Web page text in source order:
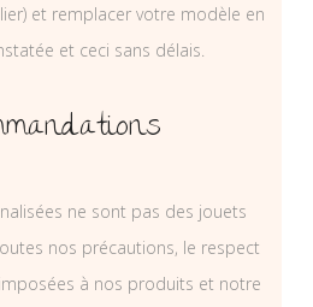
et remplacer votre modèle en
et ceci sans délais.
ne sont pas des jouets
nos précautions, le respect
à nos produits et notre